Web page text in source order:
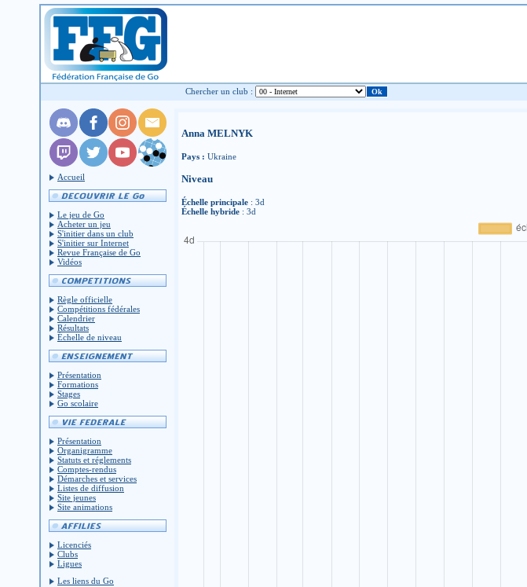
Chercher un club :
Accueil
Le jeu de Go
Acheter un jeu
S'initier dans un club
S'initier sur Internet
Revue Française de Go
Vidéos
Règle officielle
Compétitions fédérales
Calendrier
Résultats
Échelle de niveau
Présentation
Formations
Stages
Go scolaire
Présentation
Organigramme
Statuts et réglements
Comptes-rendus
Démarches et services
Listes de diffusion
Site jeunes
Site animations
Licenciés
Clubs
Ligues
Les liens du Go
Anna MELNYK
Pays : Ukraine
Niveau
Échelle principale : 3d
Échelle hybride : 3d